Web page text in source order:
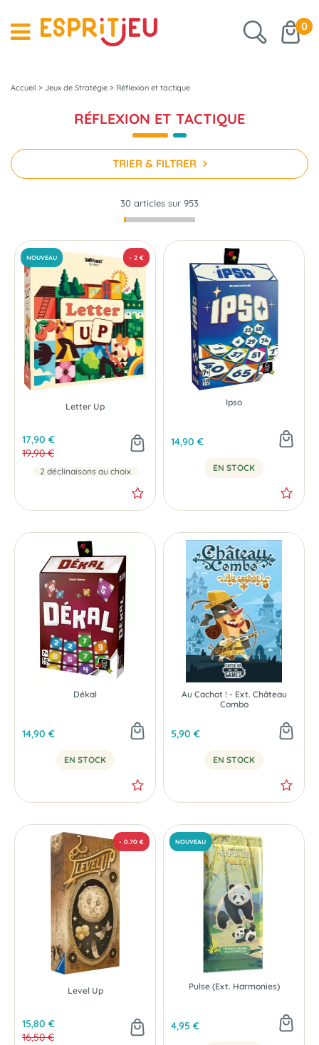
0
Accueil > Jeux de Stratégie > Réflexion et tactique
RÉFLEXION ET TACTIQUE
TRIER & FILTRER
30 articles sur 953
NOUVEAU
Letter Up
17,90 €
19,90 €
2 déclinaisons au choix
Ipso
14,90 €
EN STOCK
Dékal
14,90 €
EN STOCK
Au Cachot ! - Ext. Château
Combo
5,90 €
EN STOCK
Level Up
15,80 €
16,50 €
Pulse (Ext. Harmonies)
4,95 €